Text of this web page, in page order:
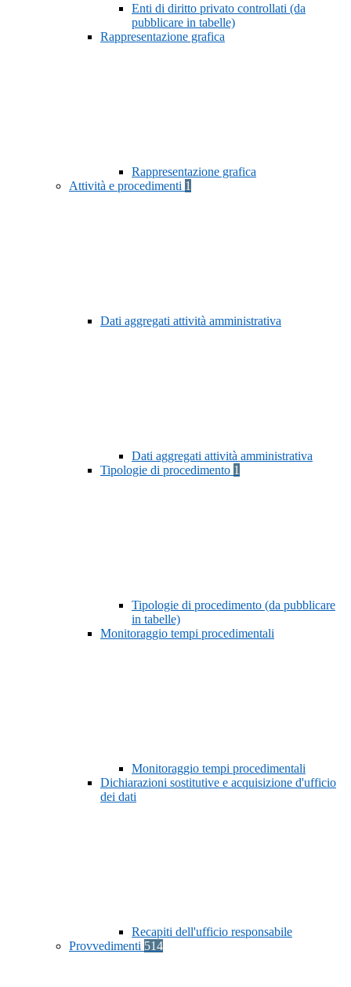
Enti di diritto privato controllati (da
pubblicare in tabelle)
Rappresentazione grafica
Rappresentazione grafica
Attività e procedimenti 1
Dati aggregati attività amministrativa
Dati aggregati attività amministrativa
Tipologie di procedimento 1
Tipologie di procedimento (da pubblicare
in tabelle)
Monitoraggio tempi procedimentali
Monitoraggio tempi procedimentali
Dichiarazioni sostitutive e acquisizione d'ufficio
dei dati
Recapiti dell'ufficio responsabile
Provvedimenti 514